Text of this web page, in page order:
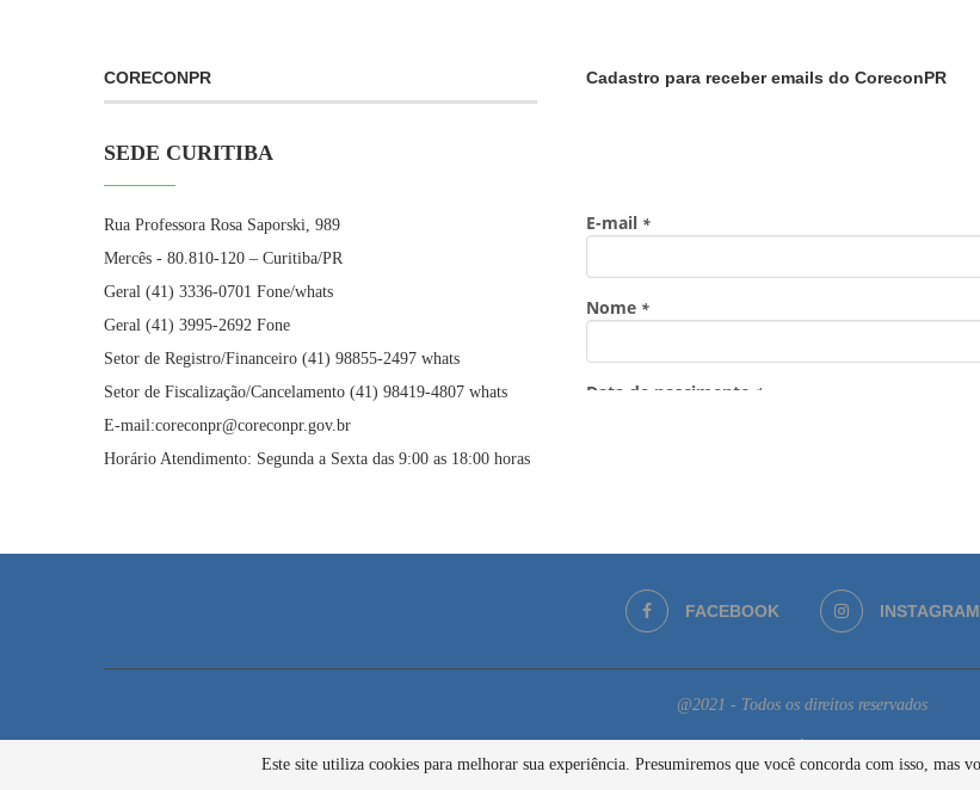
CORECONPR
SEDE CURITIBA
Rua Professora Rosa Saporski, 989
Mercês - 80.810-120 – Curitiba/PR
Geral (41) 3336-0701 Fone/whats
Geral (41) 3995-2692 Fone
Setor de Registro/Financeiro (41) 98855-2497 whats
Setor de Fiscalização/Cancelamento (41) 98419-4807 whats
E-mail:coreconpr@coreconpr.gov.br
Horário Atendimento: Segunda a Sexta das 9:00 as 18:00 horas
Cadastro para receber emails do CoreconPR
FACEBOOK INSTAGRAM
@2021 - Todos os direitos reservados
BACK TO TOP
Este site utiliza cookies para melhorar sua experiência. Presumiremos que você concorda com isso, mas